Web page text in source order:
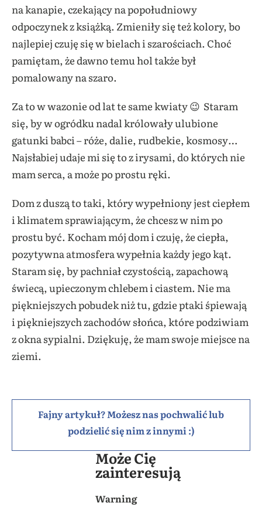
na kanapie, czekający na popołudniowy
odpoczynek z książką. Zmieniły się też kolory, bo
najlepiej czuję się w bielach i szarościach. Choć
pamiętam, że dawno temu hol także był
pomalowany na szaro.
Za to w wazonie od lat te same kwiaty 😉 Staram
się, by w ogródku nadal królowały ulubione
gatunki babci – róże, dalie, rudbekie, kosmosy…
Najsłabiej udaje mi się to z irysami, do których nie
mam serca, a może po prostu ręki.
Dom z duszą to taki, który wypełniony jest ciepłem
i klimatem sprawiającym, że chcesz w nim po
prostu być. Kocham mój dom i czuję, że ciepła,
pozytywna atmosfera wypełnia każdy jego kąt.
Staram się, by pachniał czystością, zapachową
świecą, upieczonym chlebem i ciastem. Nie ma
piękniejszych pobudek niż tu, gdzie ptaki śpiewają
i piękniejszych zachodów słońca, które podziwiam
z okna sypialni. Dziękuję, że mam swoje miejsce na
ziemi.
Fajny artykuł? Możesz nas pochwalić lub
podzielić się nim z innymi :)
Może Cię
zainteresują
Warning